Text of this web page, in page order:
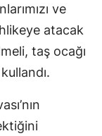
ve
atacak
taş ocağı